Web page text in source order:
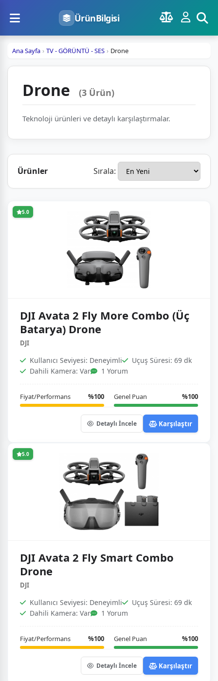
ÜrünBilgisi
Ana Sayfa TV - GÖRÜNTÜ - SES Drone
Drone (3 Ürün)
Teknoloji ürünleri ve detaylı karşılaştırmalar.
Ürünler Sırala:
5.0
DJI Avata 2 Fly More Combo (Üç
Batarya) Drone
DJI
Kullanıcı Seviyesi: Deneyimli
Uçuş Süresi: 69 dk
Dahili Kamera: Var
1 Yorum
Fiyat/Performans %100 Genel Puan %100
Detaylı İncele Karşılaştır
5.0
DJI Avata 2 Fly Smart Combo
Drone
DJI
Kullanıcı Seviyesi: Deneyimli
Uçuş Süresi: 69 dk
Dahili Kamera: Var
1 Yorum
Fiyat/Performans %100 Genel Puan %100
Detaylı İncele Karşılaştır